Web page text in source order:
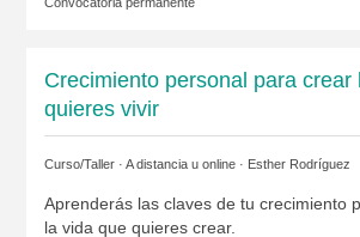
Crecimiento personal para crear
quieres vivir
Curso/Taller · A distancia u online · Esther Rodríguez
Aprenderás las claves de tu crecimiento
la vida que quieres crear.